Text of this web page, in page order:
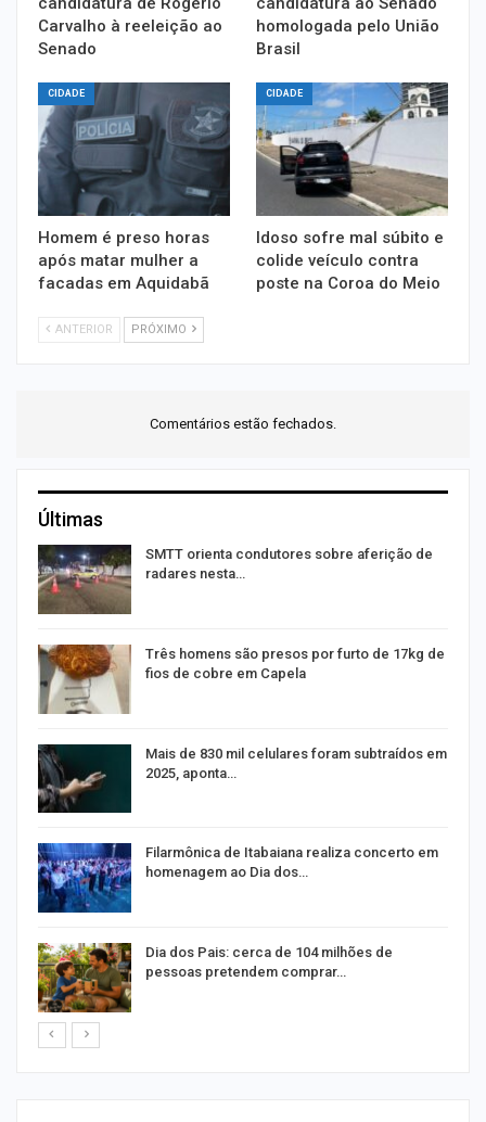
Carvalho à reeleição ao
Senado
homologada pelo União
Brasil
CIDADE
Homem é preso horas
após matar mulher a
facadas em Aquidabã
CIDADE
Idoso sofre mal súbito e
colide veículo contra
poste na Coroa do Meio
ANTERIOR PRÓXIMO
Comentários estão fechados.
Últimas
SMTT orienta condutores sobre aferição de
radares nesta…
Três homens são presos por furto de 17kg de
fios de cobre em Capela
Mais de 830 mil celulares foram subtraídos em
2025, aponta…
Filarmônica de Itabaiana realiza concerto em
homenagem ao Dia dos…
Dia dos Pais: cerca de 104 milhões de
pessoas pretendem comprar…